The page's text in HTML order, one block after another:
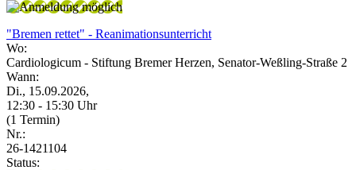
"Bremen rettet" - Reanimationsunterricht
Wo:
Cardiologicum - Stiftung Bremer Herzen, Senator-Weßling-Straße 2
Wann:
Di., 15.09.2026,
12:30 - 15:30 Uhr
(1 Termin)
Nr.:
26-1421104
Status: